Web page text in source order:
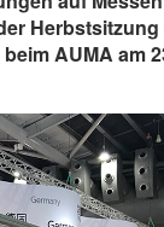
Herbstsitzung
AUMA am